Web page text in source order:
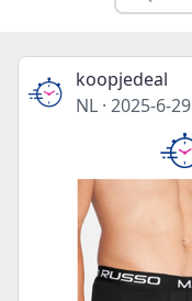
koopjedeal
NL · 2025-6-29